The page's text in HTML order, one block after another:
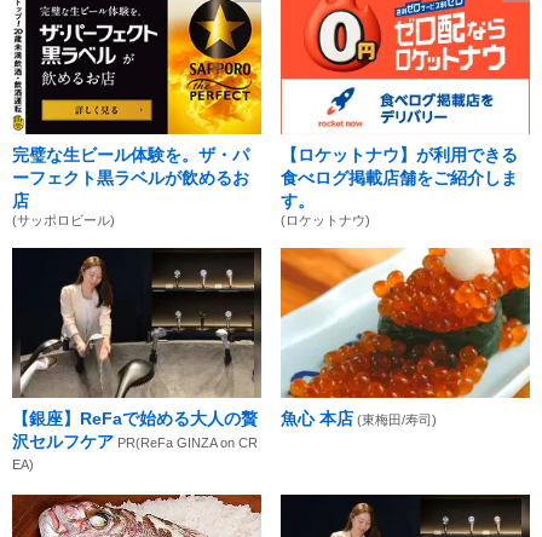
完璧な生ビール体験を。ザ・パ
ーフェクト黒ラベルが飲めるお
店
(サッポロビール)
【ロケットナウ】が利用できる
食べログ掲載店舗をご紹介しま
す。
(ロケットナウ)
【銀座】ReFaで始める大人の贅
沢セルフケア PR(ReFa GINZA on CR
EA)
魚心 本店 (東梅田/寿司)